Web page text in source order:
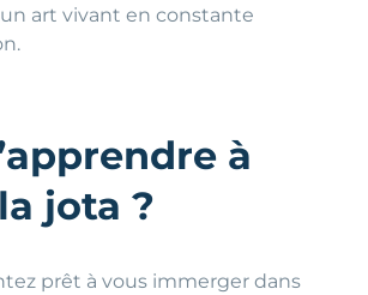
art vivant en constante
à
jota ?
prêt à vous immerger dans